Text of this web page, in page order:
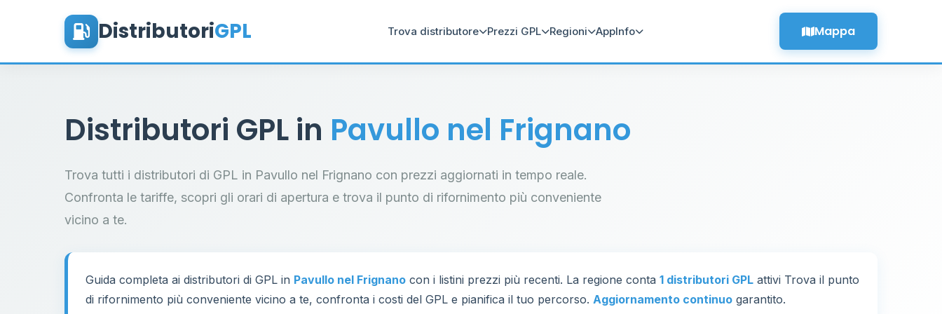
DistributoriGPL Trova distributore Prezzi GPL Regioni AppInfo Mappa
Distributori GPL in Pavullo nel Frignano
Trova tutti i distributori di GPL in Pavullo nel Frignano con prezzi aggiornati in tempo reale.
Confronta le tariffe, scopri gli orari di apertura e trova il punto di rifornimento più conveniente
vicino a te.
Guida completa ai distributori di GPL in Pavullo nel Frignano con i listini prezzi più recenti. La regione conta 1 distributori GPL attivi Trova il punto
di rifornimento più conveniente vicino a te, confronta i costi del GPL e pianifica il tuo percorso. Aggiornamento continuo garantito.